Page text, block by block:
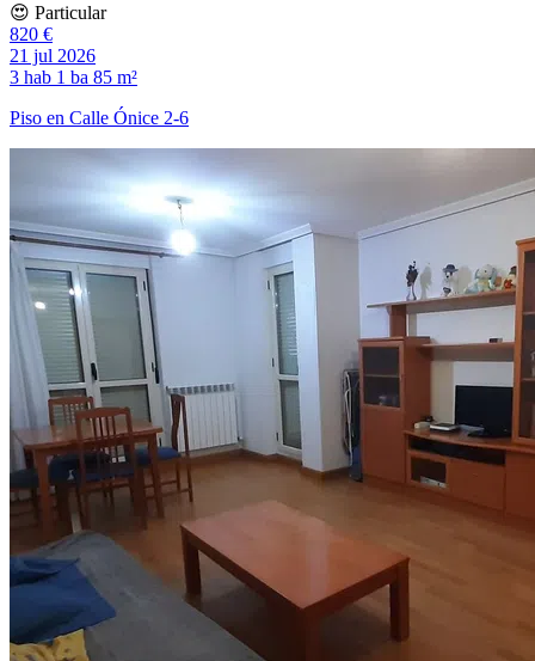
😍 Particular
820 €
21 jul 2026
3 hab 1 ba 85 m²
Piso en Calle Ónice 2-6